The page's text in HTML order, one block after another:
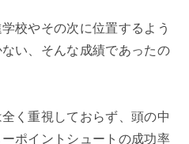
校やその次に位置するよう
い、そんな成績であったの
く重視しておらず、頭の中
ポイントシュートの成功率